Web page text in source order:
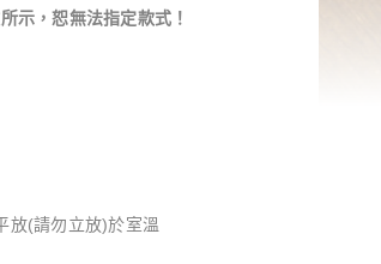
示，恕無法指定款式！
放(請勿立放)於室溫